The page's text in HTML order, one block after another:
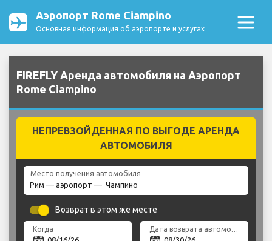
Аэропорт Rome Ciampino
Основная информация об аэропорте и услугах
FIREFLY Аренда автомобиля на Аэропорт
Rome Ciampino
НЕПРЕВЗОЙДЕННАЯ ПО ВЫГОДЕ АРЕНДА
АВТОМОБИЛЯ
Место получения автомобиля
Возврат в этом же месте
Когда Дата возврата автомобиля